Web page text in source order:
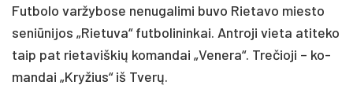
Fut­bo­lo var­žy­bo­se ne­nu­ga­li­mi bu­vo Rie­ta­vo mies­to
se­niū­ni­jos „Rie­tu­va“ fut­bo­li­nin­kai. Ant­ro­ji vie­ta ati­te­ko
taip pat rie­ta­viš­kių ko­man­dai „Ve­ne­ra“. Tre­čio­ji – ko­
man­dai „Kry­žius“ iš Tve­rų.